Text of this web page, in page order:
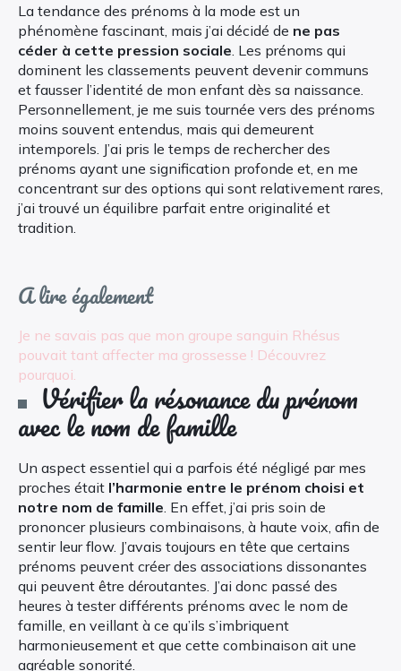
La tendance des prénoms à la mode est un
phénomène fascinant, mais j’ai décidé de ne pas
céder à cette pression sociale . Les prénoms qui
dominent les classements peuvent devenir communs
et fausser l’identité de mon enfant dès sa naissance.
Personnellement, je me suis tournée vers des prénoms
moins souvent entendus, mais qui demeurent
intemporels. J’ai pris le temps de rechercher des
prénoms ayant une signification profonde et, en me
concentrant sur des options qui sont relativement rares,
j’ai trouvé un équilibre parfait entre originalité et
tradition.
A lire également
Je ne savais pas que mon groupe sanguin Rhésus
pouvait tant affecter ma grossesse ! Découvrez
pourquoi.
Vérifier la résonance du prénom
avec le nom de famille
Un aspect essentiel qui a parfois été négligé par mes
proches était l’harmonie entre le prénom choisi et
notre nom de famille . En effet, j’ai pris soin de
prononcer plusieurs combinaisons, à haute voix, afin de
sentir leur flow. J’avais toujours en tête que certains
prénoms peuvent créer des associations dissonantes
qui peuvent être déroutantes. J’ai donc passé des
heures à tester différents prénoms avec le nom de
famille, en veillant à ce qu’ils s’imbriquent
harmonieusement et que cette combinaison ait une
agréable sonorité.